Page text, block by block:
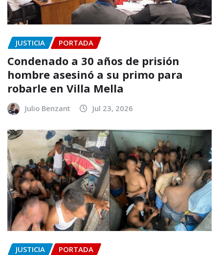
JUSTICIA PORTADA
Condenado a 30 años de prisión
hombre asesinó a su primo para
robarle en Villa Mella
Julio Benzant Jul 23, 2026
JUSTICIA PORTADA